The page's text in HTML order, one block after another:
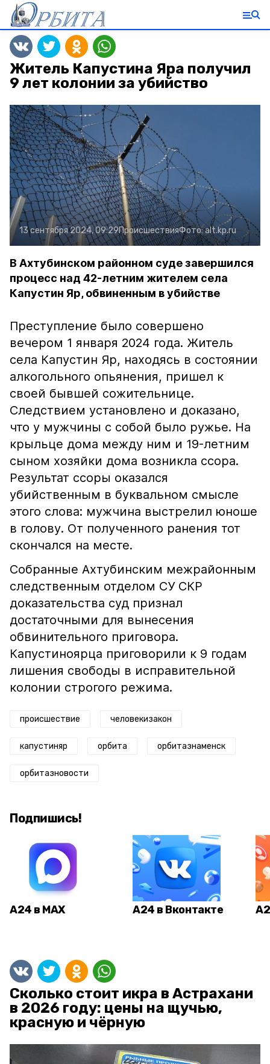
Житель Капустина Яра получил
9 лет колонии за убийство
13 сентября 2024, 09:29ПроисшествияФото:alt.kp.ru
В Ахтубинском районном суде завершился
процесс над 42-летним жителем села
Капустин Яр, обвиненным в убийстве
Преступление было совершено
вечером 1 января 2024 года. Житель
села Капустин Яр, находясь в состоянии
алкогольного опьянения, пришел к
своей бывшей сожительнице.
Следствием установлено и доказано,
что у мужчины с собой было ружье. На
крыльце дома между ним и 19-летним
сыном хозяйки дома возникла ссора.
Результат ссоры оказался
убийственным в буквальном смысле
этого слова: мужчина выстрелил юноше
в голову. От полученного ранения тот
скончался на месте.
Собранные Ахтубинским межрайонным
следственным отделом СУ СКР
доказательства суд признал
достаточными для вынесения
обвинительного приговора.
Капустиноярца приговорили к 9 годам
лишения свободы в исправительной
колонии строгого режима.
происшествие человекизакон
капустиняр орбита орбитазнаменск
орбитазновости
Подпишись!
А24 в MAX А24 в Вконтакте
Сколько стоит икра в Астрахани
в 2026 году: цены на щучью,
красную и чёрную